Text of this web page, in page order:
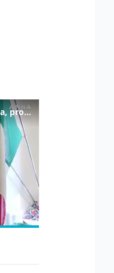
La fibra aiuta l'IA ad abbattere la burocrazia, progetto pilota in Veneto